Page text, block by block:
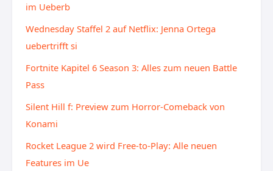
im Ueberb
Wednesday Staffel 2 auf Netflix: Jenna Ortega
uebertrifft si
Fortnite Kapitel 6 Season 3: Alles zum neuen Battle
Pass
Silent Hill f: Preview zum Horror-Comeback von
Konami
Rocket League 2 wird Free-to-Play: Alle neuen
Features im Ue